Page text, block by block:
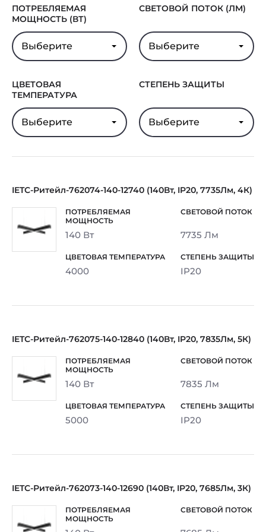
ПОТРЕБЛЯЕМАЯ
МОЩНОСТЬ (ВТ)
Выберите
СВЕТОВОЙ ПОТОК (ЛМ)
Выберите
ЦВЕТОВАЯ
ТЕМПЕРАТУРА
Выберите
СТЕПЕНЬ ЗАЩИТЫ
Выберите
IETC-Ритейл-762074-140-12740 (140Вт, IP20, 7735Лм, 4К)
140 Вт 7735 Лм
4000 IP20
IETC-Ритейл-762075-140-12840 (140Вт, IP20, 7835Лм, 5К)
140 Вт 7835 Лм
5000 IP20
IETC-Ритейл-762073-140-12690 (140Вт, IP20, 7685Лм, 3К)